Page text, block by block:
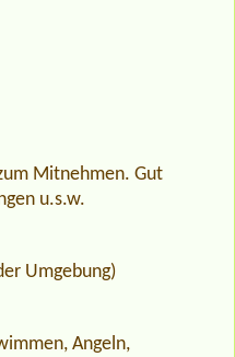
Mitnehmen. Gut
u.s.w.
Umgebung)
Angeln,